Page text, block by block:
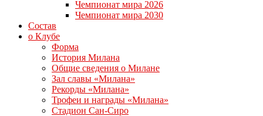
Чемпионат мира 2026
Чемпионат мира 2030
Состав
о Клубе
Форма
История Милана
Общие сведения о Милане
Зал славы «Милана»
Рекорды «Милана»
Трофеи и награды «Милана»
Стадион Сан-Сиро